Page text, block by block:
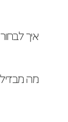
איך
מה